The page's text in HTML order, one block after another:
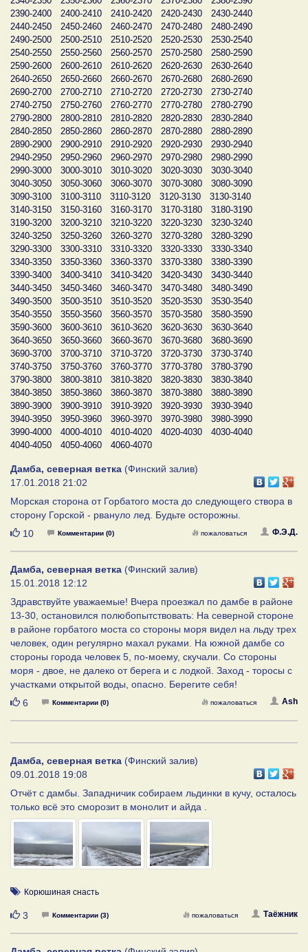
2390-2400
2400-2410 2410-2420 2420-2430
2430-2440
2440-2450
2450-2460 2460-2470 2470-2480
2480-2490
2490-2500
2500-2510 2510-2520 2520-2530
2530-2540
2540-2550
2550-2560 2560-2570 2570-2580
2580-2590
2590-2600
2600-2610 2610-2620 2620-2630
2630-2640
2640-2650
2650-2660 2660-2670 2670-2680
2680-2690
2690-2700
2700-2710 2710-2720 2720-2730
2730-2740
2740-2750
2750-2760 2760-2770 2770-2780
2780-2790
2790-2800
2800-2810 2810-2820 2820-2830
2830-2840
2840-2850
2850-2860 2860-2870 2870-2880
2880-2890
2890-2900
2900-2910 2910-2920 2920-2930
2930-2940
2940-2950
2950-2960 2960-2970 2970-2980
2980-2990
2990-3000
3000-3010 3010-3020 3020-3030
3030-3040
3040-3050
3050-3060 3060-3070 3070-3080
3080-3090
3090-3100
3100-3110 3110-3120 3120-3130
3130-3140
3140-3150
3150-3160 3160-3170 3170-3180
3180-3190
3190-3200
3200-3210 3210-3220 3220-3230
3230-3240
3240-3250
3250-3260 3260-3270 3270-3280
3280-3290
3290-3300
3300-3310 3310-3320 3320-3330
3330-3340
3340-3350
3350-3360 3360-3370 3370-3380
3380-3390
3390-3400
3400-3410 3410-3420 3420-3430
3430-3440
3440-3450
3450-3460 3460-3470 3470-3480
3480-3490
3490-3500
3500-3510 3510-3520 3520-3530
3530-3540
3540-3550
3550-3560 3560-3570 3570-3580
3580-3590
3590-3600
3600-3610 3610-3620 3620-3630
3630-3640
3640-3650
3650-3660 3660-3670 3670-3680
3680-3690
3690-3700
3700-3710 3710-3720 3720-3730
3730-3740
3740-3750
3750-3760 3760-3770 3770-3780
3780-3790
3790-3800
3800-3810 3810-3820 3820-3830
3830-3840
3840-3850
3850-3860 3860-3870 3870-3880
3880-3890
3890-3900
3900-3910 3910-3920 3920-3930
3930-3940
3940-3950
3950-3960 3960-3970 3970-3980
3980-3990
3990-4000
4000-4010 4010-4020 4020-4030
4030-4040
4040-4050
4050-4060 4060-4070
Дамба, северная ветка (Финский залив)
17.01.2018 21:02
Морская сторона от Горбатого моста до следующего створа в
сторону Горской - рвануло лед. Будьте осторожны.
Нравится
10 Комментарии (0) Ф.Э.Д.
пожаловаться
Дамба, северная ветка (Финский залив)
15.01.2018 12:12
Здравствуйте уважаемые! Вчера проезжал по дамбе в районе
13-30, остановился полюбопытствовать: На северной стороне
в районе горбатого моста со стороны моря видел на льду трех
человек, один регулярно махал руками. На южной дамбе со
стороны города человек 5, по-моему, скучали. Со стороны
моря - двое, не далеко от берега и с лодкой. Заход - торосы с
участками открытой воды, опасно. Берегите себя!
Нравится
6 Комментарии (0) Ash
пожаловаться
Дамба, северная ветка (Финский залив)
09.01.2018 19:08
Отчёт с дамбы. Западничик собираем льдинки в кучу, осталось
только всё это сморозит в монолит и айда .
Корюшиная снасть
Нравится
3 Комментарии (3) Таёжник
пожаловаться